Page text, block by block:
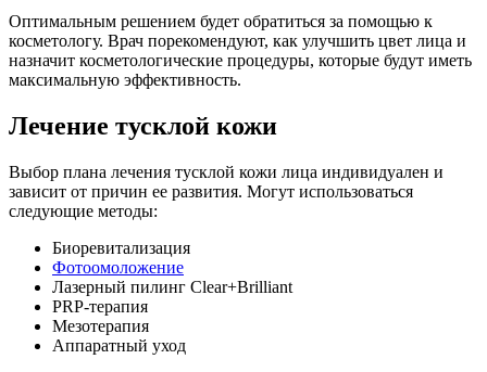
Оптимальным решением будет обратиться за помощью к
косметологу. Врач порекомендуют, как улучшить цвет лица и
назначит косметологические процедуры, которые будут иметь
максимальную эффективность.
Лечение тусклой кожи
Выбор плана лечения тусклой кожи лица индивидуален и
зависит от причин ее развития. Могут использоваться
следующие методы:
Биоревитализация
Фотоомоложение
Лазерный пилинг Clear+Brilliant
PRP-терапия
Мезотерапия
Аппаратный уход